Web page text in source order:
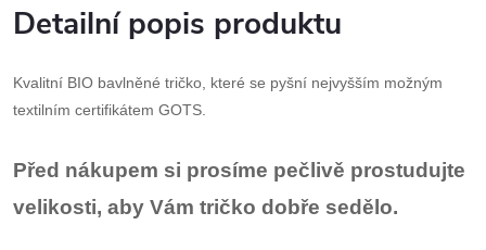
Detailní popis produktu
Kvalitní BIO bavlněné tričko, které se pyšní nejvyšším možným
textilním certifikátem GOTS.
Před nákupem si prosíme pečlivě prostudujte
velikosti, aby Vám tričko dobře sedělo.